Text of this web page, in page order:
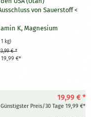
von Sauerstoff <
K, Magnesium
Geschmack
der Nährstoffe
kg)
€ *
€*
19,99 € *
Günstigster Preis/30 Tage 19,99 €*